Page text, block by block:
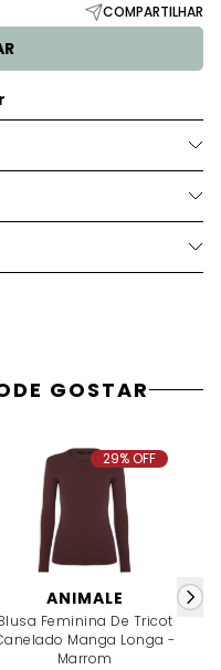
COMPARTILHAR
GOSTAR
ANIMALE
Feminina De Tricot
Manga Longa -
Marrom
29% OFF